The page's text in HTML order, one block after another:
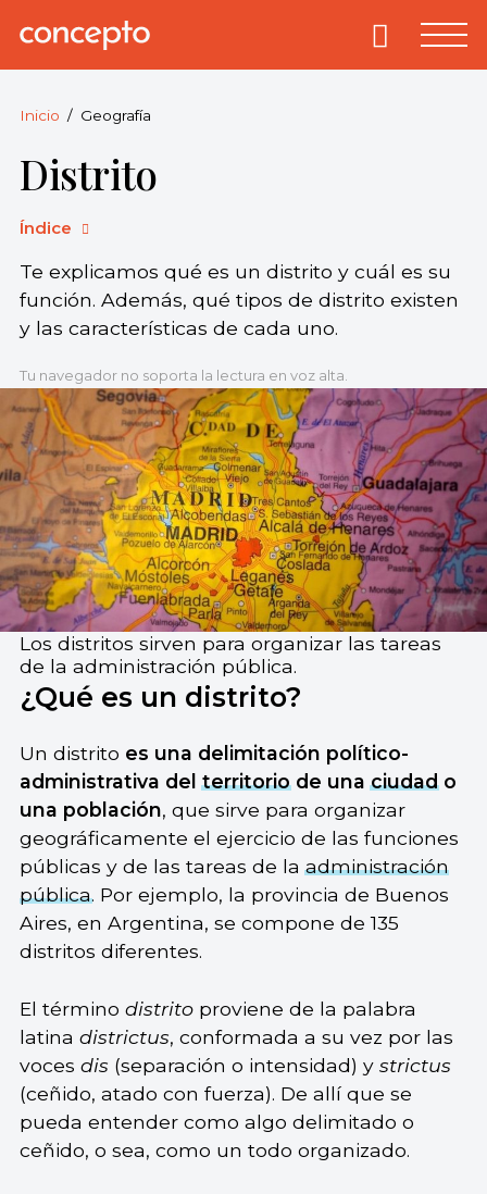
Concepto.
derechos
reservados.
Primary
Inicio Geografía
Distrito
Índice
Te explicamos qué es un distrito y cuál es su
función. Además, qué tipos de distrito existen
y las características de cada uno.
Tu navegador no soporta la lectura en voz alta.
Los distritos sirven para organizar las tareas
de la administración pública.
¿Qué es un distrito?
Un distrito es una delimitación político-
administrativa delterritoriode unaciudado
una población, que sirve para organizar
geográficamente el ejercicio de las funciones
públicas y de las tareas de laadministración
pública. Por ejemplo, la provincia de Buenos
Aires, en Argentina, se compone de 135
distritos diferentes.
El término distritoproviene de la palabra
latina districtus, conformada a su vez por las
voces dis (separación o intensidad) y strictus
(ceñido, atado con fuerza). De allí que se
pueda entender como algo delimitado o
ceñido, o sea, como un todo organizado.